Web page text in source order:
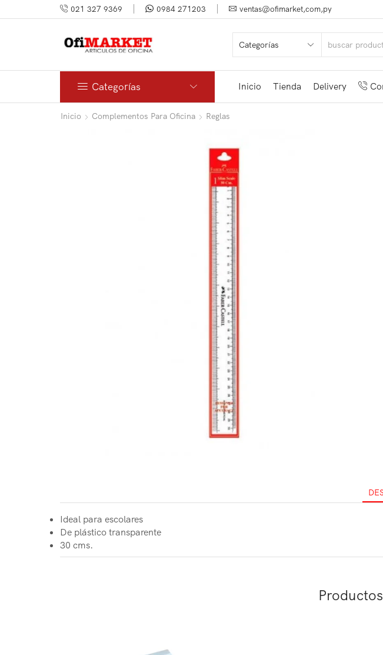
021 327 9369 0984 271203 ventas@ofimarket,com,py
Categorías Inicio Tienda Delivery
Inicio Complementos Para Oficina Reglas
Ideal para escolares
De plástico transparente
30 cms.